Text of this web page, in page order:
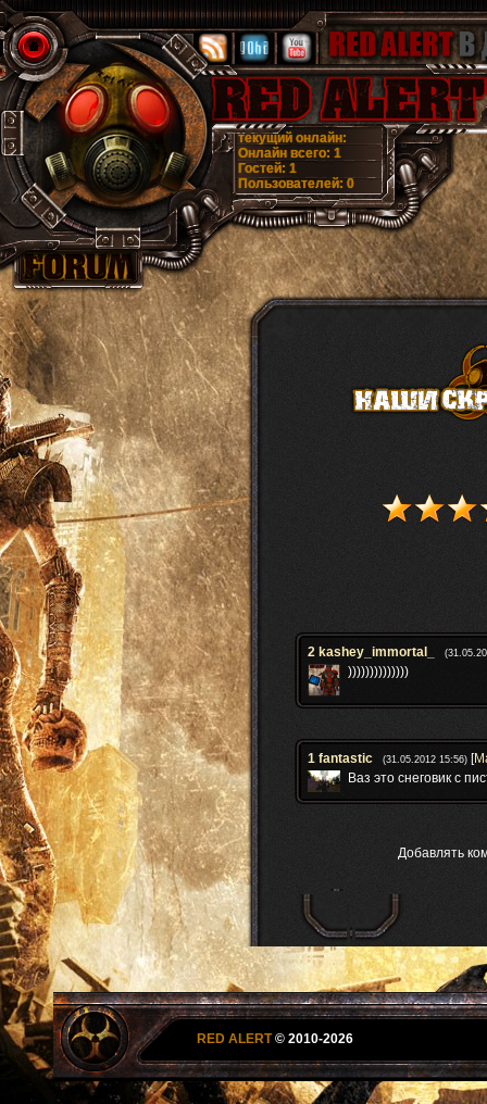
Онлайн всего: 1
Гостей: 1
Пользователей: 0
текущий онлайн:
2 kashey_immortal_
))))))))))))))
1 fantastic (31.05.2012 15:56) [
Ваз это снеговик с
Добавлять
RED ALERT © 2010-2026